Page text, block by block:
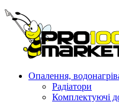
Опалення,
Радіатори
Комплектуючі